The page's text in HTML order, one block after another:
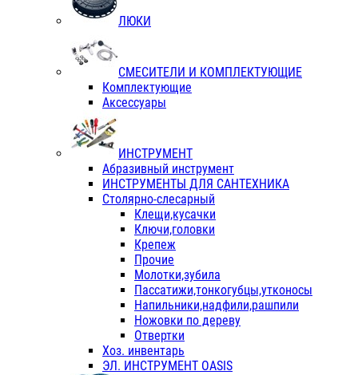
ЛЮКИ
СМЕСИТЕЛИ И КОМПЛЕКТУЮЩИЕ
Комплектующие
Аксессуары
ИНСТРУМЕНТ
Абразивный инструмент
ИНСТРУМЕНТЫ ДЛЯ САНТЕХНИКА
Столярно-слесарный
Клещи,кусачки
Ключи,головки
Крепеж
Прочие
Молотки,зубила
Пассатижи,тонкогубцы,утконосы
Напильники,надфили,рашпили
Ножовки по дереву
Отвертки
Хоз. инвентарь
ЭЛ. ИНСТРУМЕНТ OASIS